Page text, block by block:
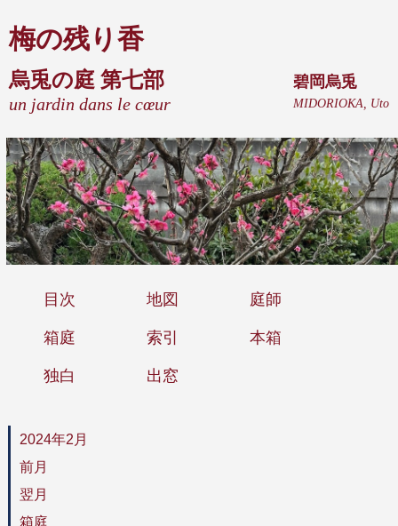
梅の残り香
烏兎の庭 第七部
un jardin dans le cœur
碧岡烏兎
MIDORIOKA, Uto
目次 地図 庭師
箱庭 索引 本箱
独白 出窓
2024年2月
前月
翌月
箱庭